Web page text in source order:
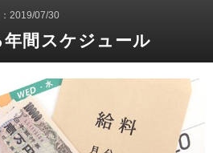
2019/07/30
間スケジュール